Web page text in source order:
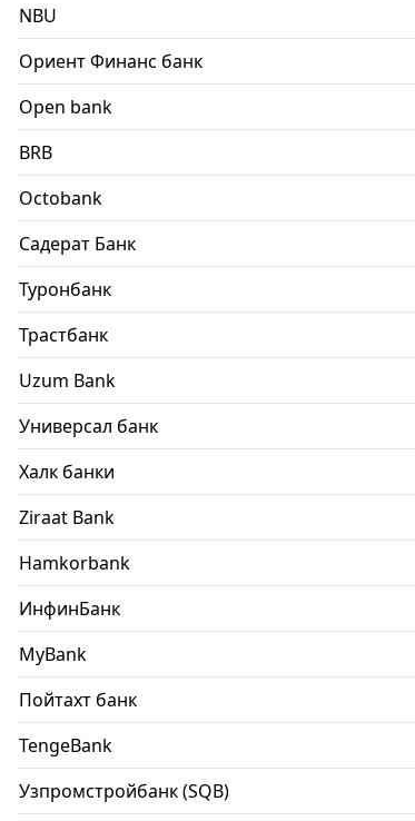
NBU
Ориент Финанс банк
Open bank
BRB
Octobank
Садерат Банк
Туронбанк
Трастбанк
Uzum Bank
Универсал банк
Халк банки
Ziraat Bank
Hamkorbank
ИнфинБанк
MyBank
Пойтахт банк
TengeBank
Узпромстройбанк (SQB)